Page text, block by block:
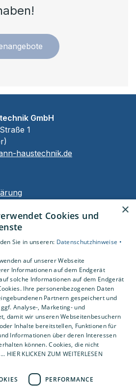
GmbH
1
haustechnik.de
Inhalte anzuzeigen, benötigen
Ihre Einwilligung.
finden Sie in unserer
Einstellungen öffnen
×
Cookies und
Sie in unseren: Datenschutzhinweise •
auf unserer Webseite
Informationen auf dem Endgerät
solche Informationen auf dem Endgerät
Ihre personenbezogenen Daten
Partnern gespeichert und
Analyse-, Marketing- und
damit wir unseren Webseitenbesuchern
Inhalte bereitstellen, Funktionen für
Informationen über deren Interessen
können. Cookies, die nicht
KLICKEN ZUM WEITERLESEN
PERFORMANCE